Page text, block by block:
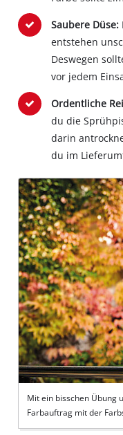
Saubere Düse:
entstehen
Deswegen
vor jedem
Ordentliche
du die
darin
du im
Mit ein bisschen Übung
Farbauftrag mit der